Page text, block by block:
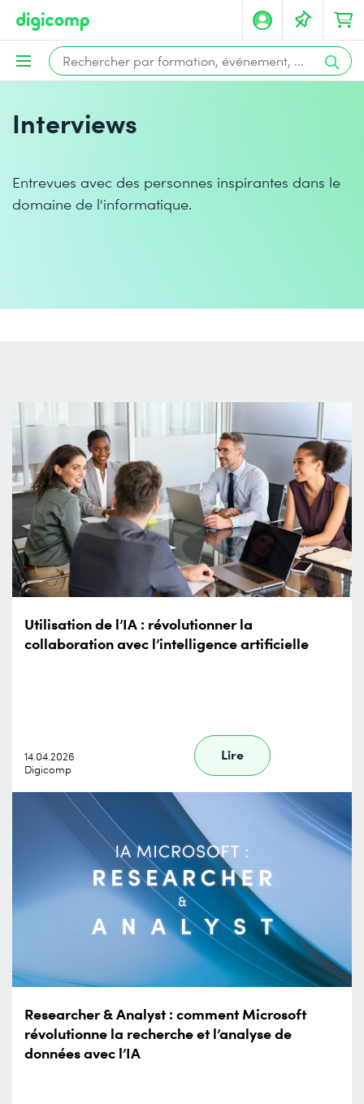
Interviews
Entrevues avec des personnes inspirantes dans le
domaine de l'informatique.
Utilisation de l’IA : révolutionner la
collaboration avec l’intelligence artificielle
14.04.2026
Digicomp
Lire
Researcher & Analyst : comment Microsoft
révolutionne la recherche et l’analyse de
données avec l’IA